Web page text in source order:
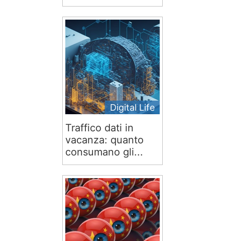
Digital Life
Traffico dati in
vacanza: quanto
consumano gli...